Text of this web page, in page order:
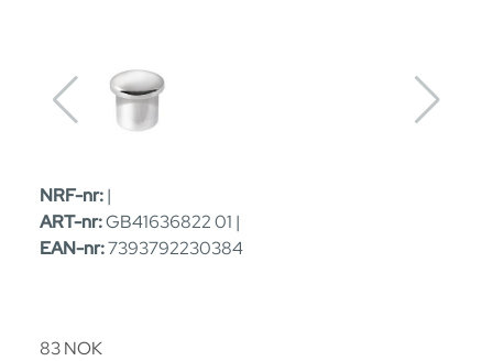
NRF-nr:|
ART-nr:GB41636822 01 |
EAN-nr:7393792230384
83NOK